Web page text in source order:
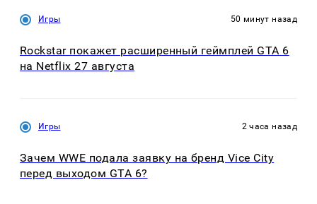
Игры 50 минут назад
Rockstar покажет расширенный геймплей GTA 6
на Netflix 27 августа
Игры 2 часа назад
Зачем WWE подала заявку на бренд Vice City
перед выходом GTA 6?